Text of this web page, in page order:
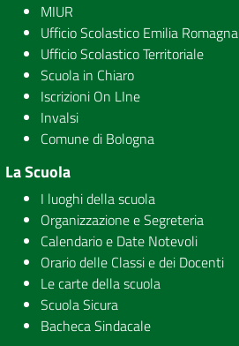
MIUR
Ufficio Scolastico Emilia Romagna
Ufficio Scolastico Territoriale
Scuola in Chiaro
Iscrizioni On LIne
Invalsi
Comune di Bologna
La Scuola
I luoghi della scuola
Organizzazione e Segreteria
Calendario e Date Notevoli
Orario delle Classi e dei Docenti
Le carte della scuola
Scuola Sicura
Bacheca Sindacale